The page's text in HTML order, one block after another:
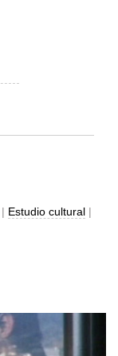
| Estudio cultural |